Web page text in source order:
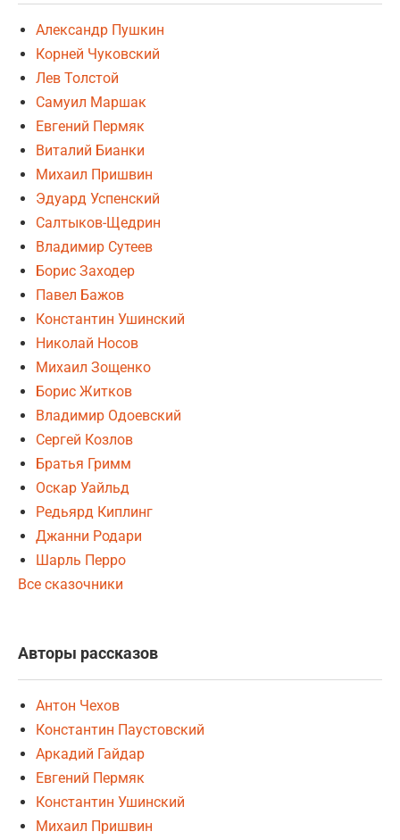
Александр Пушкин
Корней Чуковский
Лев Толстой
Самуил Маршак
Евгений Пермяк
Виталий Бианки
Михаил Пришвин
Эдуард Успенский
Салтыков-Щедрин
Владимир Сутеев
Борис Заходер
Павел Бажов
Константин Ушинский
Николай Носов
Михаил Зощенко
Борис Житков
Владимир Одоевский
Сергей Козлов
Братья Гримм
Оскар Уайльд
Редьярд Киплинг
Джанни Родари
Шарль Перро
Все сказочники
Авторы рассказов
Антон Чехов
Константин Паустовский
Аркадий Гайдар
Евгений Пермяк
Константин Ушинский
Михаил Пришвин